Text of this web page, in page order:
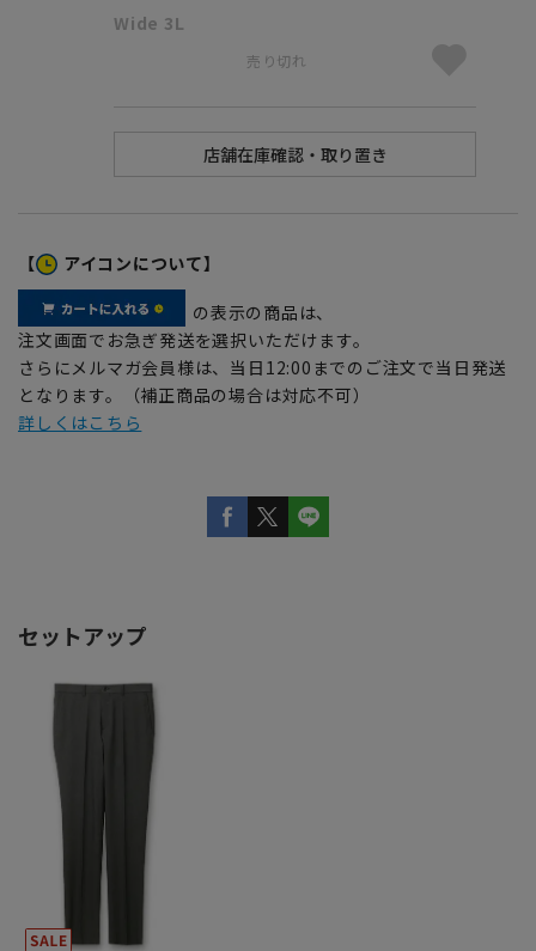
Wide 3L
売り切れ
【 アイコンについて】
の表示の商品は、
注文画面でお急ぎ発送を選択いただけます。
さらにメルマガ会員様は、当日12:00までのご注文で当日発送
となります。（補正商品の場合は対応不可）
詳しくはこちら